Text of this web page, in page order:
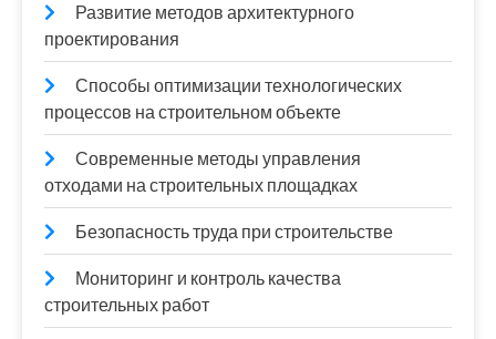
Развитие методов архитектурного
проектирования
Способы оптимизации технологических
процессов на строительном объекте
Современные методы управления
отходами на строительных площадках
Безопасность труда при строительстве
Мониторинг и контроль качества
строительных работ